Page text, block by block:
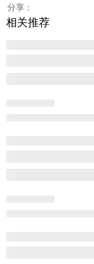
分享：
相关推荐